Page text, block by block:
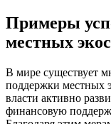
Примеры
местных
В мире существует
поддержки местных
власти активно
финансовую